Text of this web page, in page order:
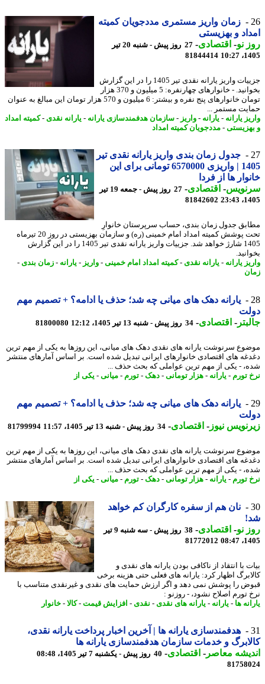
زمان واریز مستمری مددجویان کمیته
و بهزیستی
نو- اقتصادی-
27 روز پیش - شنبه 20 تیر
81844414
جزییات واریز یارانه نقدی تیر 1405 را در این گزارش
بخوانید. - خانوارهای چهارنفره: 5 میلیون و 370 هزار
تومان خانوارهای پنج نفره و بیشتر: 6 میلیون و 570 هزار تومان این مبالغ به عنوان
مستمر ...
یارانه- یارانه- واریز- سازمان هدفمندسازی یارانه- یارانه نقدی-کمیته امداد
-مددجویان کمیته امداد
جدول زمان بندی واریز یارانه نقدی تیر
1405 | واریزی 6570000 تومانی برای این
ها از فردا
-اقتصادی-
27 روز پیش - جمعه 19 تیر
81842602
جدول زمان بندی، حساب سرپرستان خانوارِ
تحت پوشش کمیته امداد امام خمینی (ره) و سازمان بهزیستی در روز 20 تیرماه
1405 شارژ خواهد شد. جزییات واریز یارانه نقدی تیر 1405 را در این گزارش
یارانه- یارانه نقدی-کمیته امداد امام خمینی-واریز- یارانه- زمان بندی -
یارانه دهک های میانی چه شد؛ حذف یا ادامه؟ + تصمیم مهم
-اقتصادی-34 روز پیش - شنبه 13 تیر 1405، 12:12 81800080
سرنوشت یارانه های نقدی دهک های میانی، این روزها به یکی از مهم ترین
های اقتصادی خانوارهای ایرانی تبدیل شده است. بر اساس آمارهای منتشر
- یکی از مهم ترین عواملی که بحث حذف ...
تورم-یارانه- هزار تومانی-دهک-تورم-میانی-یکی از
یارانه دهک های میانی چه شد؛ حذف یا ادامه؟ + تصمیم مهم
نیوز-اقتصادی-34 روز پیش - شنبه 13 تیر 1405، 11:57 81799994
سرنوشت یارانه های نقدی دهک های میانی، این روزها به یکی از مهم ترین
های اقتصادی خانوارهای ایرانی تبدیل شده است. بر اساس آمارهای منتشر
- یکی از مهم ترین عواملی که بحث حذف ...
تورم-یارانه- هزار تومانی-دهک-تورم-میانی-یکی از
نان هم از سفره کارگران کم خواهد
نو- اقتصادی-
38 روز پیش - سه شنبه 9 تیر
81772012
با انتقاد از ناکافی بودن یارانه های نقدی و
اظهار کرد: یارانه های فعلی حتی هزینه برخی
را پوشش نمی دهد و اگر ارزش حمایت های نقدی و غیرنقدی متناسب با
تورم اصلاح نشود، - روزنو :
ها - یارانه- یارانه های نقدی-نقدی-افزایش قیمت-کالا -خانوار
هدفمندسازی یارانه ها | آخرین اخبار پرداخت یارانه نقدی،
و خدمات سازمان هدفمندسازی یارانه ها
معاصر-اقتصادی-40 روز پیش - یکشنبه 7 تیر 1405، 08:48